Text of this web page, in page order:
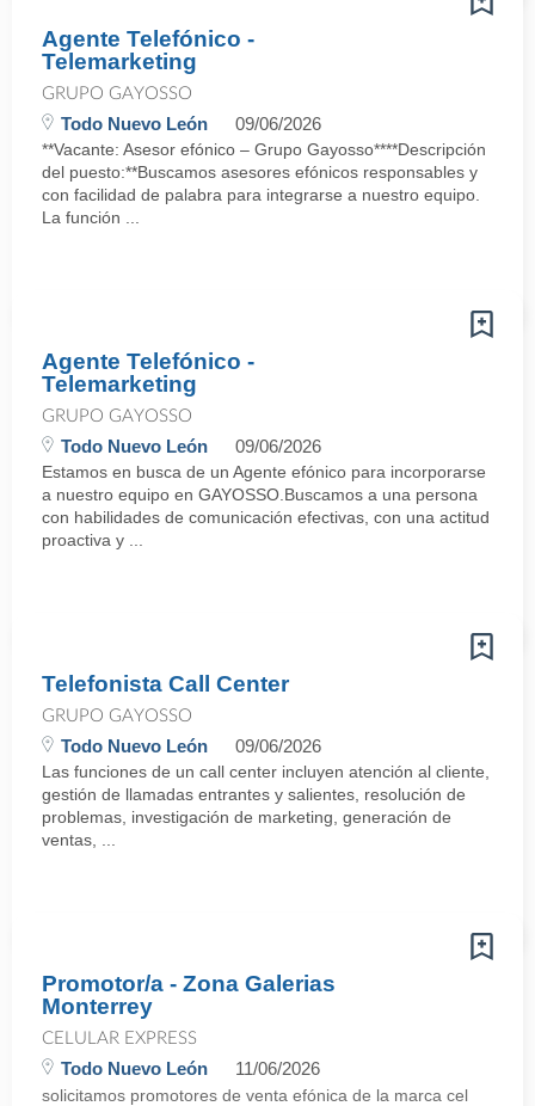
Agente Telefónico -
Telemarketing
GRUPO GAYOSSO
Todo Nuevo León 09/06/2026
**Vacante: Asesor efónico – Grupo Gayosso****Descripción
del puesto:**Buscamos asesores efónicos responsables y
con facilidad de palabra para integrarse a nuestro equipo.
La función ...
Agente Telefónico -
Telemarketing
GRUPO GAYOSSO
Todo Nuevo León 09/06/2026
Estamos en busca de un Agente efónico para incorporarse
a nuestro equipo en GAYOSSO.Buscamos a una persona
con habilidades de comunicación efectivas, con una actitud
proactiva y ...
Telefonista Call Center
GRUPO GAYOSSO
Todo Nuevo León 09/06/2026
Las funciones de un call center incluyen atención al cliente,
gestión de llamadas entrantes y salientes, resolución de
problemas, investigación de marketing, generación de
ventas, ...
Promotor/a - Zona Galerias
Monterrey
CELULAR EXPRESS
Todo Nuevo León 11/06/2026
solicitamos promotores de venta efónica de la marca cel